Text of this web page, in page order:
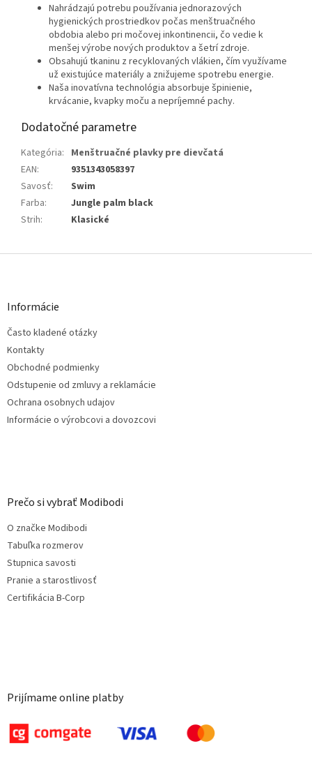
Nahrádzajú potrebu používania jednorazových
hygienických prostriedkov počas menštruačného
obdobia alebo pri močovej inkontinencii, čo vedie k
menšej výrobe nových produktov a šetrí zdroje.
Obsahujú tkaninu z recyklovaných vlákien, čím využívame
už existujúce materiály a znižujeme spotrebu energie.
Naša inovatívna technológia absorbuje špinienie,
krvácanie, kvapky moču a nepríjemné pachy.
Dodatočné parametre
Kategória: Menštruačné plavky pre dievčatá
EAN:
9351343058397
Savosť:
Swim
Farba:
Jungle palm black
Strih: Klasické
Z
Informácie
Často kladené otázky
Kontakty
Obchodné podmienky
Odstupenie od zmluvy a reklamácie
Ochrana osobnych udajov
Informácie o výrobcovi a dovozcovi
Prečo si vybrať Modibodi
O značke Modibodi
Tabuľka rozmerov
Stupnica savosti
Pranie a starostlivosť
Certifikácia B-Corp
Prijímame online platby